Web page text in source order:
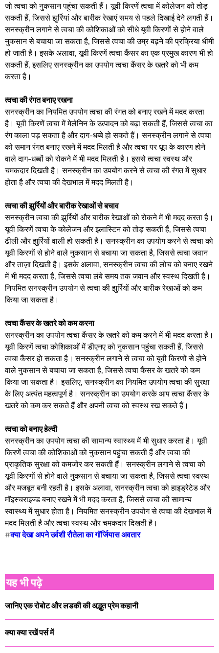
जो त्वचा को नुकसान पहुंचा सकती हैं। यूवी किरणें त्वचा में कोलेजन को तोड़
सकती हैं, जिससे झुर्रियां और बारीक रेखाएं समय से पहले दिखाई देने लगती हैं।
सनस्क्रीन लगाने से त्वचा की कोशिकाओं को सीधे यूवी किरणों से होने वाले
नुकसान से बचाया जा सकता है, जिससे त्वचा की उम्र बढ़ने की प्रक्रिया धीमी
हो जाती है। इसके अलावा, यूवी किरणें त्वचा कैंसर का एक प्रमुख कारण भी हो
सकती हैं, इसलिए सनस्क्रीन का उपयोग त्वचा कैंसर के खतरे को भी कम
करता है।
त्वचा की रंगत बनाए रखना
सनस्क्रीन का नियमित उपयोग त्वचा की रंगत को बनाए रखने में मदद करता
है। यूवी किरणें त्वचा में मेलेनिन के उत्पादन को बढ़ा सकती हैं, जिससे त्वचा का
रंग काला पड़ सकता है और दाग-धब्बे हो सकते हैं। सनस्क्रीन लगाने से त्वचा
को समान रंगत बनाए रखने में मदद मिलती है और त्वचा पर धूप के कारण होने
वाले दाग-धब्बों को रोकने में भी मदद मिलती है। इससे त्वचा स्वस्थ और
चमकदार दिखती है। सनस्क्रीन का उपयोग करने से त्वचा की रंगत में सुधार
होता है और त्वचा की देखभाल में मदद मिलती है।
त्वचा की झुर्रियों और बारीक रेखाओं से बचाव
सनस्क्रीन त्वचा की झुर्रियों और बारीक रेखाओं को रोकने में भी मदद करता है।
यूवी किरणें त्वचा के कोलेजन और इलास्टिन को तोड़ सकती हैं, जिससे त्वचा
ढीली और झुर्रियों वाली हो सकती है। सनस्क्रीन का उपयोग करने से त्वचा को
यूवी किरणों से होने वाले नुकसान से बचाया जा सकता है, जिससे त्वचा जवान
और ताज़ा दिखती है। इसके अलावा, सनस्क्रीन त्वचा की लोच को बनाए रखने
में भी मदद करता है, जिससे त्वचा लंबे समय तक जवान और स्वस्थ दिखती है।
नियमित सनस्क्रीन उपयोग से त्वचा की झुर्रियों और बारीक रेखाओं को कम
किया जा सकता है।
त्वचा कैंसर के खतरे को कम करना
सनस्क्रीन का उपयोग त्वचा कैंसर के खतरे को कम करने में भी मदद करता है।
यूवी किरणें त्वचा कोशिकाओं में डीएनए को नुकसान पहुंचा सकती हैं, जिससे
त्वचा कैंसर हो सकता है। सनस्क्रीन लगाने से त्वचा को यूवी किरणों से होने
वाले नुकसान से बचाया जा सकता है, जिससे त्वचा कैंसर के खतरे को कम
किया जा सकता है। इसलिए, सनस्क्रीन का नियमित उपयोग त्वचा की सुरक्षा
के लिए अत्यंत महत्वपूर्ण है। सनस्क्रीन का उपयोग करके आप त्वचा कैंसर के
खतरे को कम कर सकते हैं और अपनी त्वचा को स्वस्थ रख सकते हैं।
त्वचा को बनाए हेल्दी
सनस्क्रीन का उपयोग त्वचा की सामान्य स्वास्थ्य में भी सुधार करता है। यूवी
किरणें त्वचा की कोशिकाओं को नुकसान पहुंचा सकती हैं और त्वचा की
प्राकृतिक सुरक्षा को कमजोर कर सकती हैं। सनस्क्रीन लगाने से त्वचा को
यूवी किरणों से होने वाले नुकसान से बचाया जा सकता है, जिससे त्वचा स्वस्थ
और मजबूत बनी रहती है। इसके अलावा, सनस्क्रीन त्वचा को हाइड्रेटेड और
मॉइस्चराइज्ड बनाए रखने में भी मदद करता है, जिससे त्वचा की सामान्य
स्वास्थ्य में सुधार होता है। नियमित सनस्क्रीन उपयोग से त्वचा की देखभाल में
मदद मिलती है और त्वचा स्वस्थ और चमकदार दिखती है।
#क्या देखा अपने उर्वशी रौतेला का गॉर्जियास अवतार
यह भी पढ़े
जानिए एक रोबोट और लडकी की अद्भुत प्रेम कहानी
क्या क्या रखें पर्स में